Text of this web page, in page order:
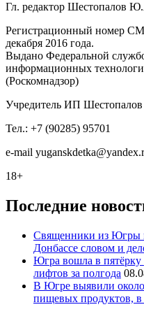
Гл. редактор Шестопалов
Регистрационный номер
декабря 2016 года.
Выдано Федеральной
информационных
(Роскомнадзор)
Учредитель ИП
Тел.: +7 (90285) 95701
e-mail y
18+
Последние
Священники из Югры
Донбассе словом и
Югра вошла в
лифтов за полгода
В Югре выявили
пищевых продуктов,